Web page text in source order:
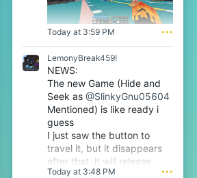
o
f
.
Today at 3:59 PM •••
LemonyBreak459!
NEWS:
The new Game (Hide and
Seek as @SlinkyGnu05604
Mentioned) is like ready i
guess
I just saw the button to
travel it, but it disappears
after that, it will release
tomorrow i guess very soon
Today at 3:48 PM •••